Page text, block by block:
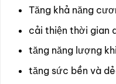
Tăng khả năng
cải thiện thời gian
tăng năng lượng
tăng sức bền và